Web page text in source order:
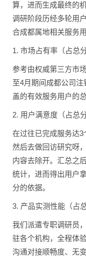
算，进而生成最终的
调研阶段历经多轮用
合成都属地相关服务
1. 市场占有率（占总
参考由权威第三方市
至4月期间成都公司
盖的有效服务用户的
2. 用户满意度（占总
在过往已完成服务达3
然后去做回访研究呀
内容去除开。汇总之
统计，进而得出用户
分的依据。
3. 产品实测性能（占
我们派遣专职调研员
驻各个机构，全程体
沟通对接顺畅度、无